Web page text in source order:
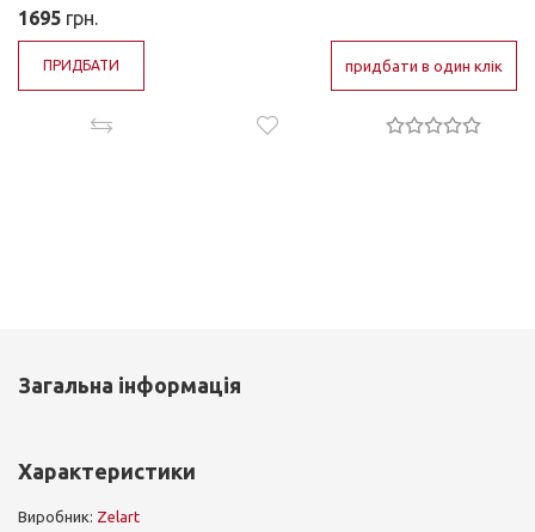
1695 грн.
ПРИДБАТИ придбати в один клік
Загальна інформація
Характеристики
Виробник: Zelart